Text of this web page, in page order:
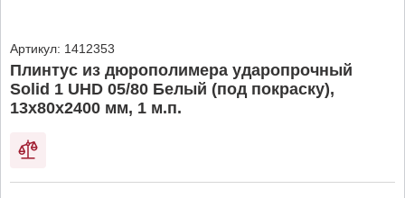
Артикул: 1412353
Плинтус из дюрополимера ударопрочный
Solid 1 UHD 05/80 Белый (под покраску),
13х80х2400 мм, 1 м.п.